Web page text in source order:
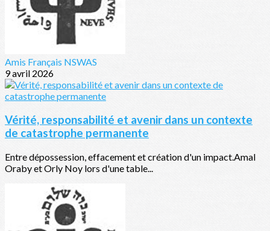
Amis Français NSWAS
9 avril 2026
Vérité, responsabilité et avenir dans un contexte
de catastrophe permanente
Entre dépossession, effacement et création d'un impact.Amal
Oraby et Orly Noy lors d'une table...